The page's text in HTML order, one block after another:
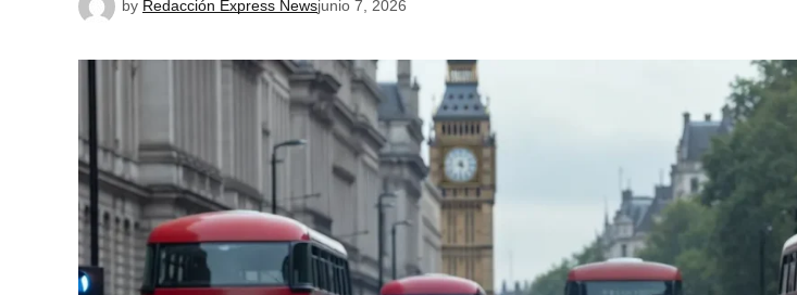
by Redacción Express Newsjunio 7, 2026